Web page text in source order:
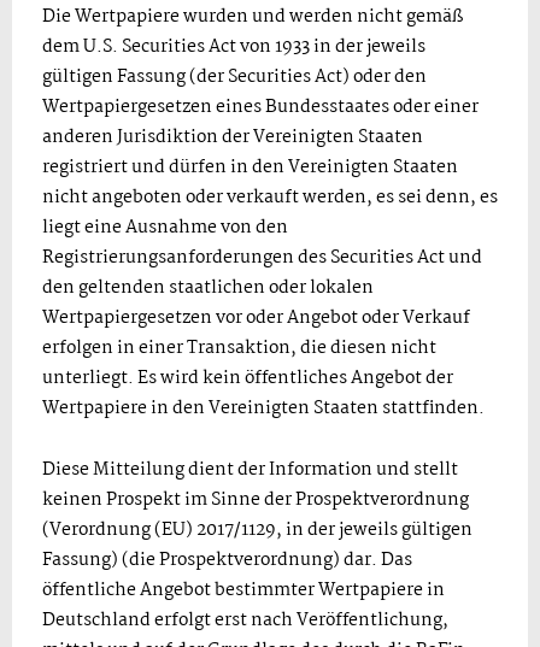
Die Wertpapiere wurden und werden nicht gemäß
dem U.S. Securities Act von 1933 in der jeweils
gültigen Fassung (der Securities Act) oder den
Wertpapiergesetzen eines Bundesstaates oder einer
anderen Jurisdiktion der Vereinigten Staaten
registriert und dürfen in den Vereinigten Staaten
nicht angeboten oder verkauft werden, es sei denn, es
liegt eine Ausnahme von den
Registrierungsanforderungen des Securities Act und
den geltenden staatlichen oder lokalen
Wertpapiergesetzen vor oder Angebot oder Verkauf
erfolgen in einer Transaktion, die diesen nicht
unterliegt. Es wird kein öffentliches Angebot der
Wertpapiere in den Vereinigten Staaten stattfinden.
Diese Mitteilung dient der Information und stellt
keinen Prospekt im Sinne der Prospektverordnung
(Verordnung (EU) 2017/1129, in der jeweils gültigen
Fassung) (die Prospektverordnung) dar. Das
öffentliche Angebot bestimmter Wertpapiere in
Deutschland erfolgt erst nach Veröffentlichung,